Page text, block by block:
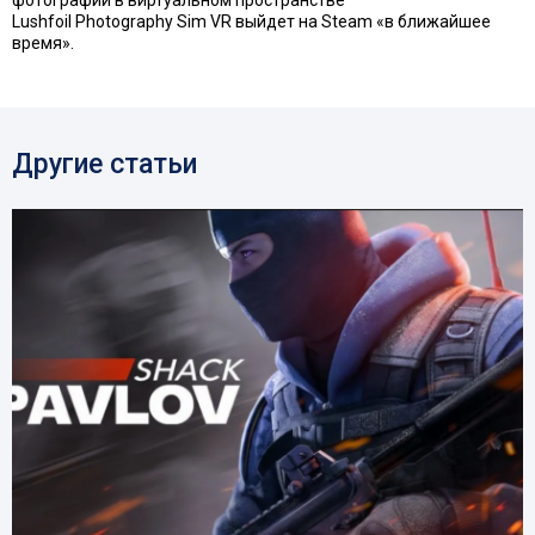
Lushfoil Photography Sim VR выйдет на Steam «в ближайшее
время».
Другие статьи